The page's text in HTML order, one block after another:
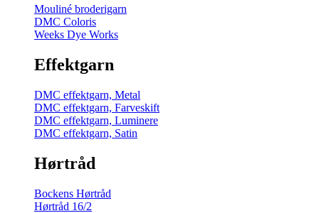
Mouliné broderigarn
DMC Coloris
Weeks Dye Works
Effektgarn
DMC effektgarn, Metal
DMC effektgarn, Farveskift
DMC effektgarn, Luminere
DMC effektgarn, Satin
Hørtråd
Bockens Hørtråd
Hørtråd 16/2